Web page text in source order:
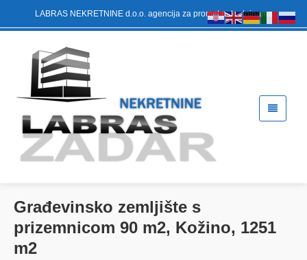
LABRAS NEKRETNINE d.o.o. agencija za promet nekretninama
Građevinsko zemljište s
prizemnicom 90 m2, Kožino, 1251
m2